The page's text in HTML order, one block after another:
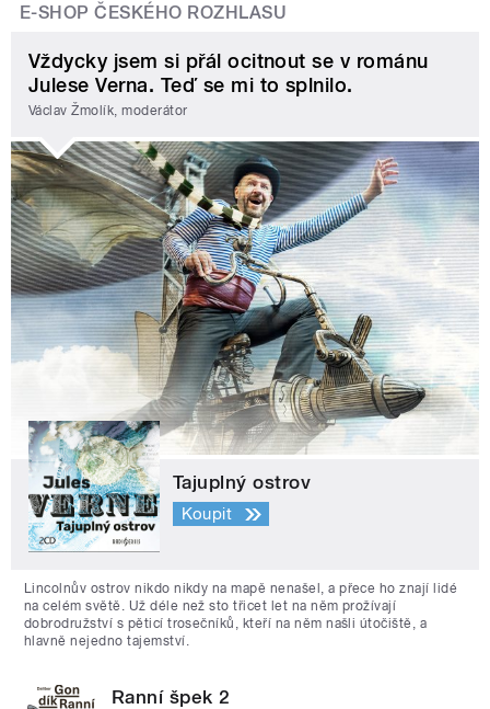
E-SHOP ČESKÉHO ROZHLASU
Vždycky jsem si přál ocitnout se v románu
Julese Verna. Teď se mi to splnilo.
Václav Žmolík, moderátor
Tajuplný ostrov
Koupit
Lincolnův ostrov nikdo nikdy na mapě nenašel, a přece ho znají lidé
na celém světě. Už déle než sto třicet let na něm prožívají
dobrodružství s pěticí trosečníků, kteří na něm našli útočiště, a
hlavně nejedno tajemství.
Ranní špek 2